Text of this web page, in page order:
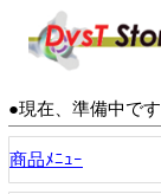
●現在、準備中で
商品ﾒﾆｭｰ